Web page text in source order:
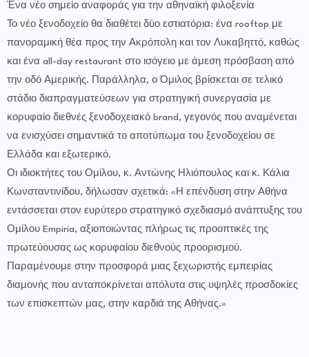
Ένα νέο σημείο αναφοράς για την αθηναϊκή φιλοξενία
Το νέο ξενοδοχείο θα διαθέτει δύο εστιατόρια: ένα rooftop με
πανοραμική θέα προς την Ακρόπολη και τον Λυκαβηττό, καθώς
και ένα all-day restaurant στο ισόγειο με άμεση πρόσβαση από
την οδό Αμερικής. Παράλληλα, ο Όμιλος βρίσκεται σε τελικό
στάδιο διαπραγματεύσεων για στρατηγική συνεργασία με
κορυφαίο διεθνές ξενοδοχειακό brand, γεγονός που αναμένεται
να ενισχύσει σημαντικά το αποτύπωμα του ξενοδοχείου σε
Ελλάδα και εξωτερικό.
Οι ιδιοκτήτες του Ομίλου, κ. Αντώνης Ηλιόπουλος και κ. Κάλια
Κωνσταντινίδου, δήλωσαν σχετικά: «Η επένδυση στην Αθήνα
εντάσσεται στον ευρύτερο στρατηγικό σχεδιασμό ανάπτυξης του
Ομίλου Empiria, αξιοποιώντας πλήρως τις προοπτικές της
πρωτεύουσας ως κορυφαίου διεθνούς προορισμού.
Παραμένουμε στην προσφορά μιας ξεχωριστής εμπειρίας
διαμονής που ανταποκρίνεται απόλυτα στις υψηλές προσδοκίες
των επισκεπτών μας, στην καρδιά της Αθήνας.»